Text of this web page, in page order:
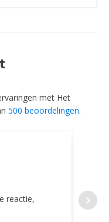
met Het
500 beoordelingen.
reactie,
door